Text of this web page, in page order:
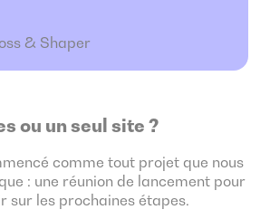
& Shaper
ou un seul site ?
comme tout projet que nous
: une réunion de lancement pour
sur les prochaines étapes.